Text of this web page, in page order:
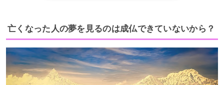
亡くなった人の夢を見るのは成仏できていないから？